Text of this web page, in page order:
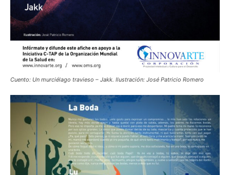
Cuento: Un murciélago travieso – Jakk. Ilustración: José Patricio Romero